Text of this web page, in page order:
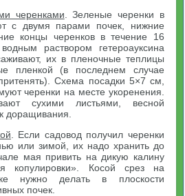
черенками . Зеленые черенки в
с двумя парами почек, нижние
концы черенков в течение 16
раствором гетероауксина
их в пленочные теплицы
пленкой (в последнем случае
Схема посадки 5×7 см,
черенки на месте укоренения.
сухими листьями, весной
доращивания.
. Если садовод получил черенки
или зимой, их надо хранить до
мая привить на дикую калину
копулировки». Косой срез на
нужно делать в плоскости
почек.